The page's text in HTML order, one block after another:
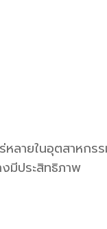
ยในอุตสาหกรร
มีประสิทธิภาพ